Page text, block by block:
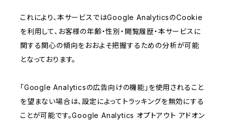
これにより、本サービスではGoogle AnalyticsのCookie
を利用して、お客様の年齢・性別・閲覧履歴・本サービスに
関する関心の傾向をおおよそ把握するための分析が可能
となっております。
「Google Analyticsの広告向けの機能」を使用されること
を望まない場合は、設定によってトラッキングを無効にする
ことが可能です。Google Analytics オプトアウト アドオン